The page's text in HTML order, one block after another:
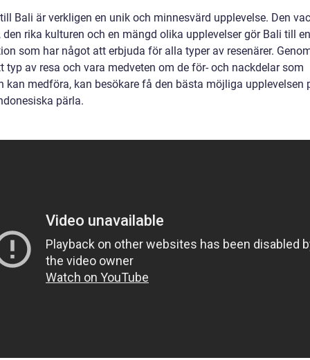
Bali är verkligen en unik och minnesvärd upplevelse. Den
den rika kulturen och en mängd olika upplevelser gör Bali till en
som har något att erbjuda för alla typer av resenärer.
typ av resa och vara medveten om de för- och nackdelar som
kan medföra, kan besökare få den bästa möjliga upplevelsen
pärla.